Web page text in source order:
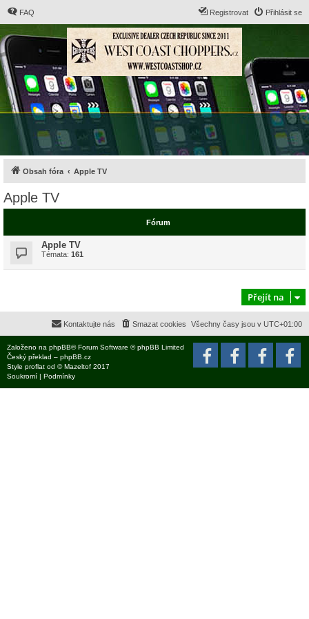
FAQ Přihlásit se
Registrovat
Obsah fóra Apple TV
Apple TV
Fórum
Apple TV
Témata: 161
Přejít na
Všechny časy jsou v UTC+01:00
Smazat cookies
Kontaktujte nás
Založeno na phpBB® Forum Software © phpBB Limited
Český překlad – phpBB.cz
Style proflat od ©Mazeltof 2017
Soukromí | Podmínky